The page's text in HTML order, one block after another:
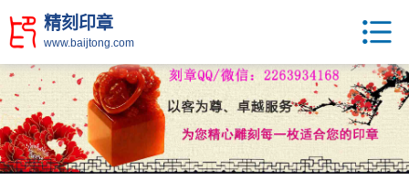
精刻印章
www.baijtong.com